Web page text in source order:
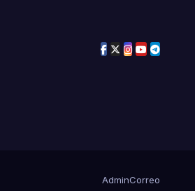
AdminCorreo